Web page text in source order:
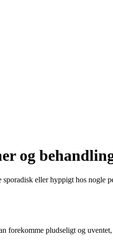
og
eller hyppigt hos nogle
forekomme pludseligt og